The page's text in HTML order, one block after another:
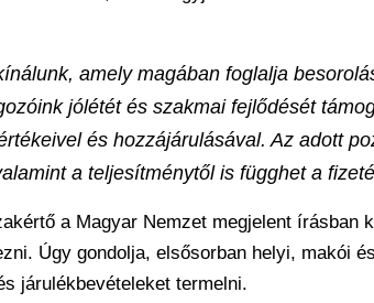
amely magában foglalja
jólétét és szakmai fejlődését
és hozzájárulásával. Az adott
a teljesítménytől is függhet a
a Magyar Nemzet megjelent írásban
Úgy gondolja, elsősorban helyi, makói
járulékbevételeket termelni.